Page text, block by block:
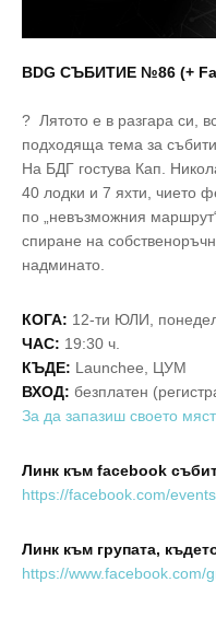
BDG СЪБИТИЕ №86 (+
? Лятото е в разгара си,
подходяща тема за
На БДГ гостува Кап.
40 лодки и 7 яхти, чието
по „невъзможния
спиране на
надминато.
КОГА: 12-ти ЮЛИ,
ЧАС: 19:30 ч.
КЪДЕ: Launchee, ЦУМ
ВХОД: безплатен
За да запазиш своето
Линк към facebook
https://facebook.com/
Линк към групата,
https://www.facebook.com/